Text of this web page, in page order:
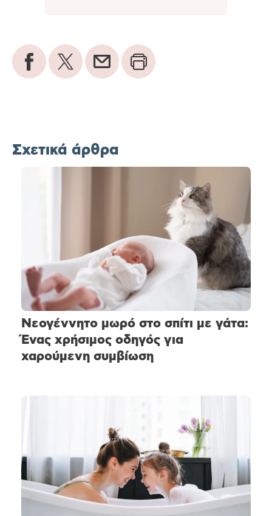
Σχετικά άρθρα
Νεογέννητο μωρό στο σπίτι με γάτα:
Ένας χρήσιμος οδηγός για
χαρούμενη συμβίωση